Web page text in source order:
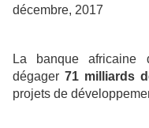
décembre, 2017
La banque africaine
dégager71 milliards
projets de